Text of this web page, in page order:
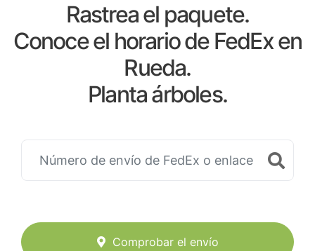
Rastrea el paquete.
Conoce el horario de FedEx en
Rueda.
Planta árboles.
Comprobar el envío